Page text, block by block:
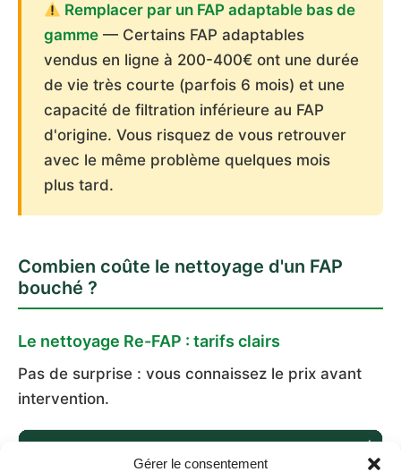
Gérer le consentement
Remplacer par un FAP adaptable bas de
gamme — Certains FAP adaptables
vendus en ligne à 200-400€ ont une durée
de vie très courte (parfois 6 mois) et une
capacité de filtration inférieure au FAP
d'origine. Vous risquez de vous retrouver
avec le même problème quelques mois
plus tard.
Combien coûte le nettoyage d'un FAP
bouché ?
Le nettoyage Re-FAP : tarifs clairs
Pas de surprise : vous connaissez le prix avant
intervention.